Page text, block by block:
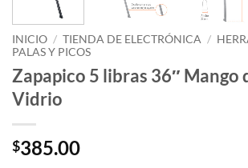
INICIO / TIENDA DE ELECTRÓNICA /
PALAS Y PICOS
Zapapico 5 libras 36″ Mango
Vidrio
$385.00